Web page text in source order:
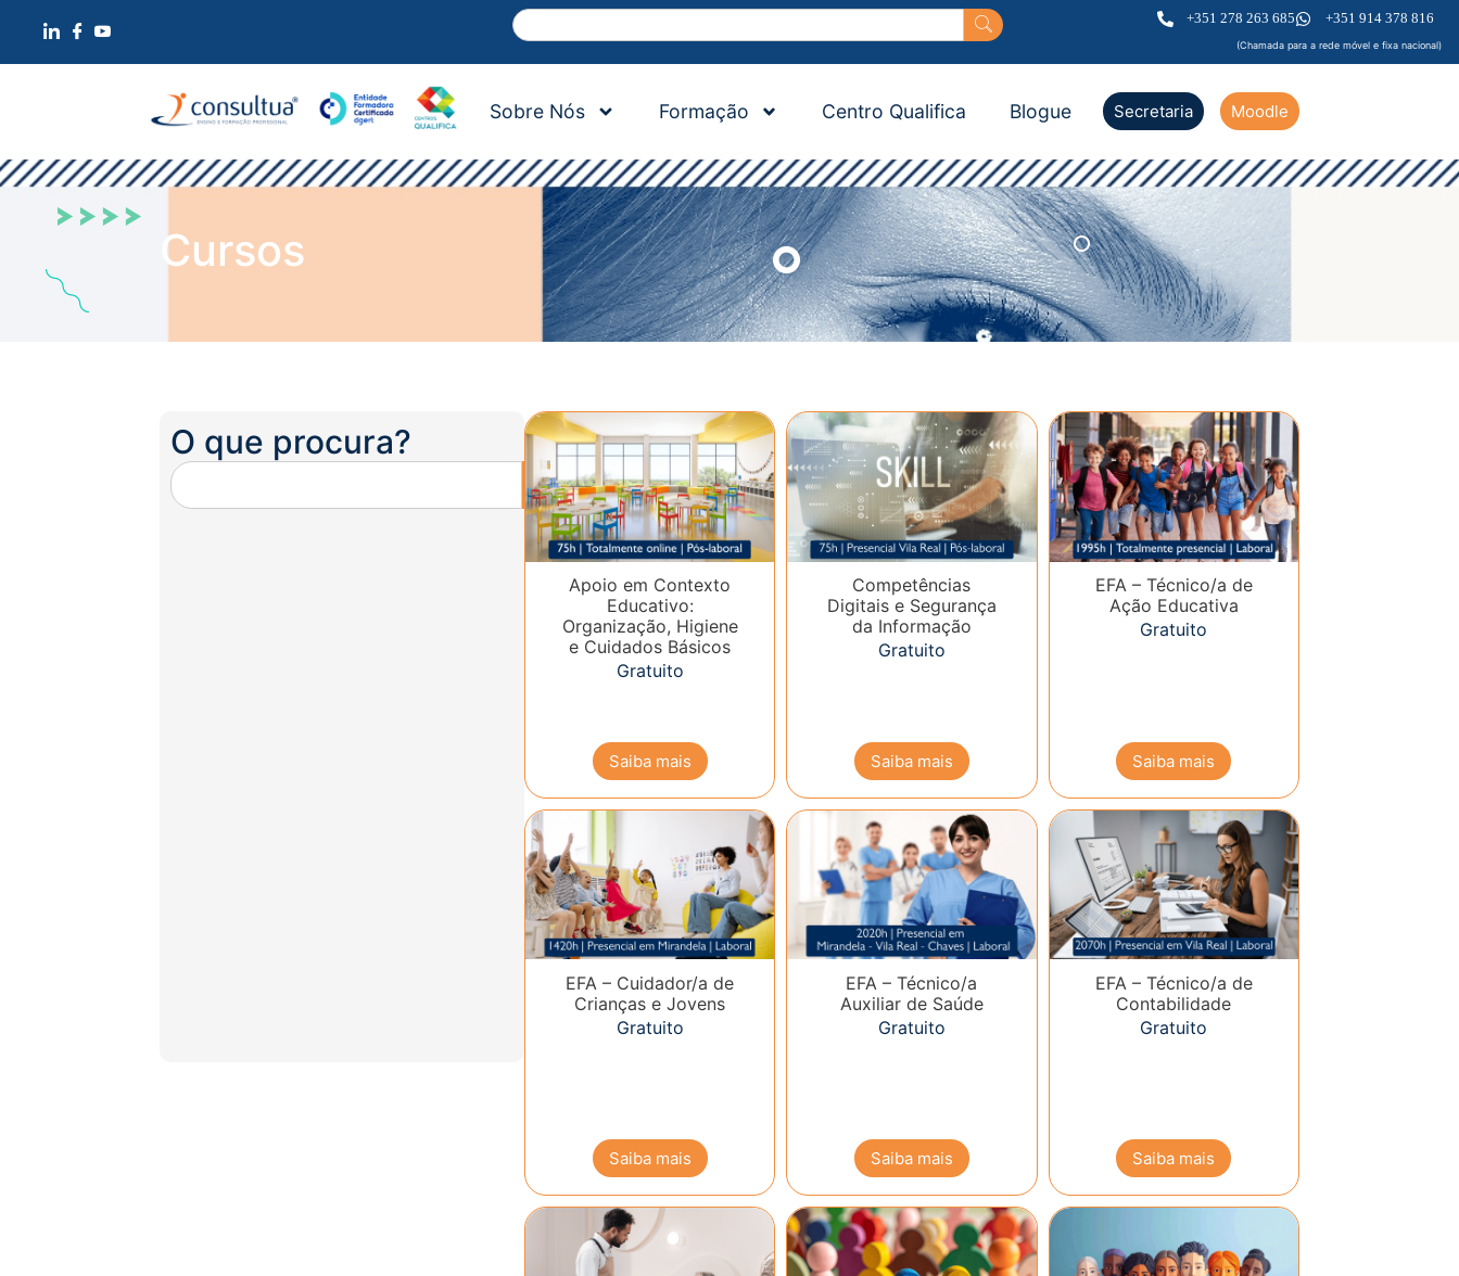
+351 278 263 685 +351 914 378 816
(Chamada para a rede móvel e fixa nacional)
Sobre Nós Formação Centro Qualifica Blogue Secretaria Moodle
Cursos
O que procura?
Apoio em Contexto
Educativo:
Organização, Higiene
e Cuidados Básicos
Gratuito
Saiba mais
Competências
Digitais e Segurança
da Informação
Gratuito
Saiba mais
EFA – Técnico/a de
Ação Educativa
Gratuito
Saiba mais
EFA – Cuidador/a de
Crianças e Jovens
Gratuito
Saiba mais
EFA – Técnico/a
Auxiliar de Saúde
Gratuito
Saiba mais
EFA – Técnico/a de
Contabilidade
Gratuito
Saiba mais